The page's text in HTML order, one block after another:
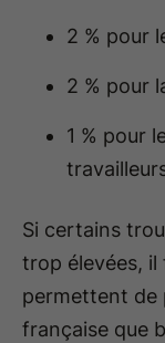
2 % pour
2 % pour
1 % pour
Si certains
trop élevées, il
permettent de
française que